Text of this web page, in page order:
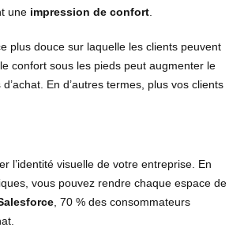
une impression de confort
plus douce sur laquelle les clients peuvent
confort sous les pieds peut augmenter le
En d’autres termes, plus vos clients
l’identité visuelle de votre entreprise. En
vous pouvez rendre chaque espace de
, 70 % des consommateurs